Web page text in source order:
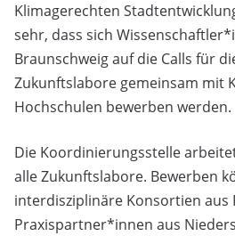
Klimagerechten
sehr, dass sich
Braunschweig auf die Calls für
Zukunftslabore gemeinsam mit
Hochschulen bewerben werden.
Die Koordinierungsstelle
alle Zukunftslabore. Bewerben
interdisziplinäre Konsortien
Praxispartner*innen aus